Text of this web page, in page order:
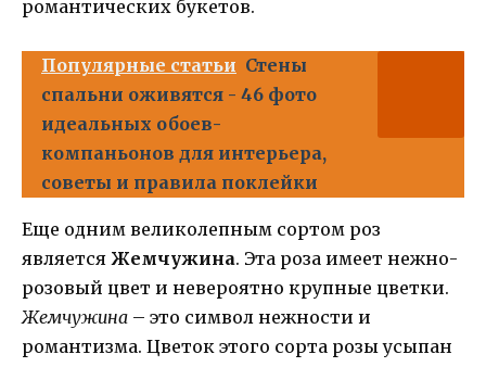
романтических букетов.
Популярные статьи Стены
спальни оживятся - 46 фото
идеальных обоев-
компаньонов для интерьера,
советы и правила поклейки
Еще одним великолепным сортом роз
является Жемчужина. Эта роза имеет нежно-
розовый цвет и невероятно крупные цветки.
Жемчужина – это символ нежности и
романтизма. Цветок этого сорта розы усыпан